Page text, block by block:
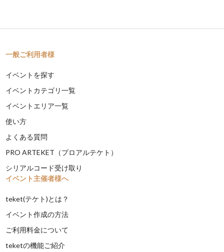
一般ご利用者様
イベントを探す
イベントカテゴリ一覧
イベントエリア一覧
使い方
よくある質問
PRO ARTEKET（プロアルテケト）
シリアルコード受け取り
イベント主催者様へ
teket(テケト)とは？
イベント作成の方法
ご利用料金について
teketの機能ご紹介